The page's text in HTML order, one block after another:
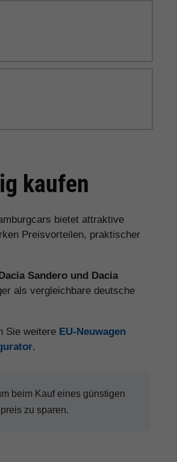
kaufen
bietet attraktive
Preisvorteilen, praktischer
Sandero und Dacia
als vergleichbare deutsche
Sie weitere EU-Neuwagen
.
beim Kauf eines günstigen
zu sparen.